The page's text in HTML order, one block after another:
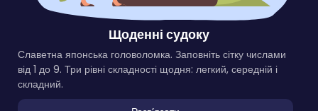
Щоденні судоку
Славетна японська головоломка. Заповніть сітку числами
від 1 до 9. Три рівні складності щодня: легкий, середній і
складний.